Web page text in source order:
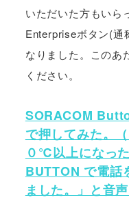
いただいた方もいら
Enterpriseボタン(通
なりました。このあ
ください。
SORACOM
で押してみた。
０℃以上になっ
BUTTON で電
ました。」と音